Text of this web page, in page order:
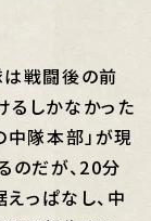
は戦闘後の前
しかなかった
中隊本部」が現
のだが、20分
っぱなし、中